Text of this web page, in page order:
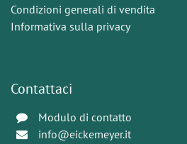
Condizioni generali di vendita
Informativa sulla privacy
Contattaci
Modulo di contatto
info@eickemeyer.it